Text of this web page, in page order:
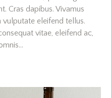
Cras dapibus. Vivamus
vulputate eleifend tellus.
vitae, eleifend ac,